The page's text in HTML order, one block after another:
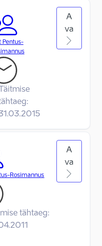
Pentus-
Täitmise
A
va
Rosimannus
tähtaeg:
A
va